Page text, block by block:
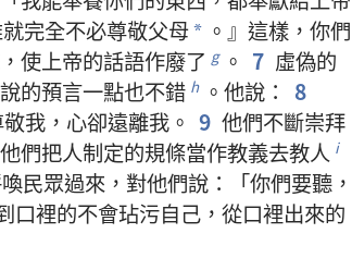
就完全不必尊敬父母* 。』 這樣 ， 你們
， 使上帝的話語作廢了 g 。 7 虛偽的
說的預言一點也不錯 h 。 他說 ：
8
我 ， 心卻遠離我 。 9 他們不斷崇拜
他們把人制定的規條當作教義去教人 i
民眾過來 ， 對他們說 ：「你們要聽 ，
口裡的不會玷污自己 ， 從口裡出來的